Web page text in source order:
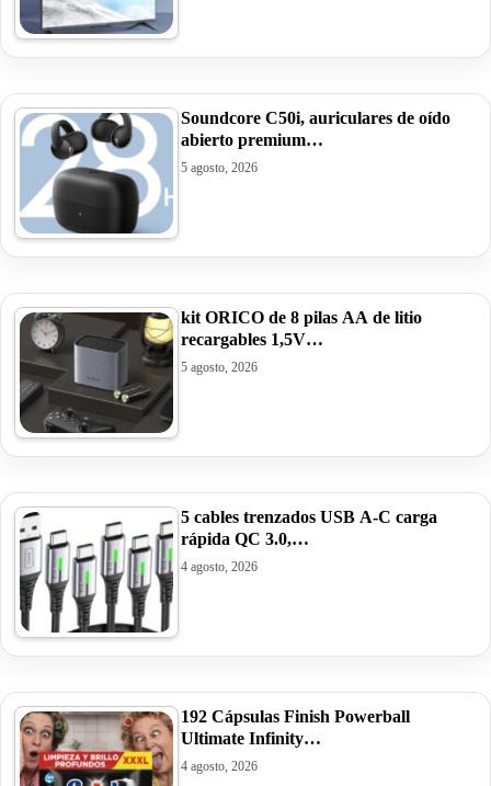
Soundcore C50i, auriculares de oído
abierto premium…
5 agosto, 2026
kit ORICO de 8 pilas AA de litio
recargables 1,5V…
5 agosto, 2026
5 cables trenzados USB A-C carga
rápida QC 3.0,…
4 agosto, 2026
192 Cápsulas Finish Powerball
Ultimate Infinity…
4 agosto, 2026